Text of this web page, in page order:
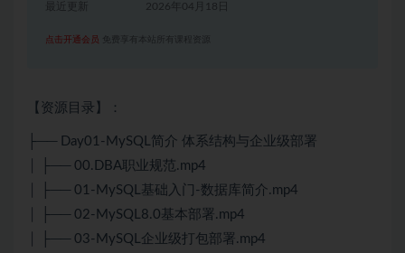
2026年04月18日
点击开通会员 免费享有本站所有课程资源
【资源目录】：
├── Day01-MySQL简介 体系结构与企业级部署
│ ├── 00.DBA职业规范.mp4
│ ├── 01-MySQL基础入门-数据库简介.mp4
│ ├── 02-MySQL8.0基本部署.mp4
│ ├── 03-MySQL企业级打包部署.mp4